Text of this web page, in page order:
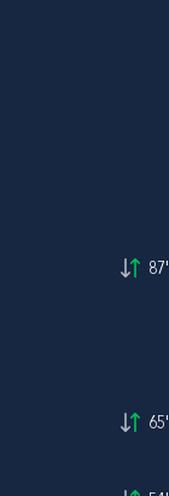
87'
65'